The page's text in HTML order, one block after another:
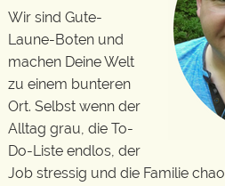
Wir sind Gute-
Laune-Boten und
machen Deine Welt
zu einem bunteren
Ort. Selbst wenn der
Alltag grau, die To-
Do-Liste endlos, der
Job stressig und die Familie